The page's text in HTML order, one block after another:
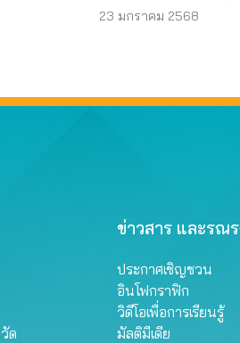
23 มกราคม 2568
ด
ข่าวสาร และรณ
ประกาศเชิญชวน
อินโฟกราฟิก
วิดีโอเพื่อการเรียนรู้
มัลติมีเดีย